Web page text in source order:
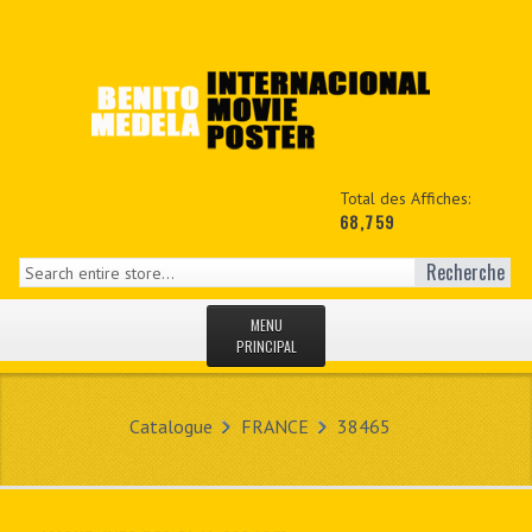
Total des Affiches:
68,759
Recherche
MENU
PRINCIPAL
MON COPTE
Catalogue FRANCE 38465